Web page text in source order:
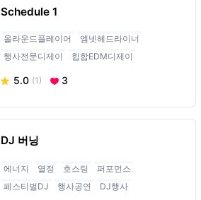
Schedule 1
올라운드플레이어
엠넷헤드라이너
행사전문디제이
힙합EDM디제이
5.0 (1) 3
DJ 버닝
에너지 열정 호스팅
퍼포먼스
페스티벌DJ
행사공연 DJ행사